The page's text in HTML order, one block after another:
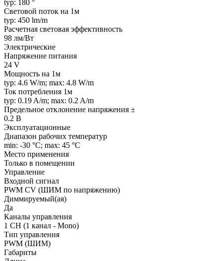
typ: 180 °
Световой поток на 1м
typ: 450 lm/m
Расчетная световая эффективность
98 лм/Вт
Электрические
Напряжение питания
24 V
Мощность на 1м
typ: 4.6 W/m; max: 4.8 W/m
Ток потребления 1м
typ: 0.19 A/m; max: 0.2 A/m
Предельное отклонение напряжения ±
0.2 В
Эксплуатационные
Диапазон рабочих температур
min: -30 °C; max: 45 °C
Место применения
Только в помещении
Управление
Входной сигнал
PWM СV (ШИМ по напряжению)
Диммируемый(ая)
Да
Каналы управления
1 CH (1 канал - Mono)
Тип управления
PWM (ШИМ)
Габариты